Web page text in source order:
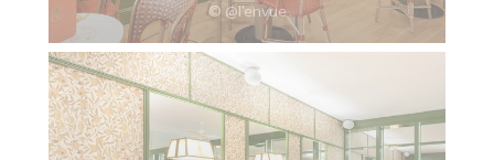
© @l'envue